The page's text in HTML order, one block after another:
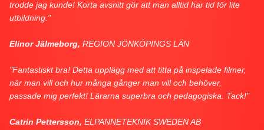
trodde jag kunde! Korta avsnitt gör att man alltid har tid för lite
utbildning."
Elinor Jälmeborg, REGION JÖNKÖPINGS LÄN
"Fantastiskt bra! Detta upplägg med att titta på inspelade filmer,
när man vill och hur många gånger man vill och behöver,
passade mig perfekt! Lärarna superbra och pedagogiska. Tack!"
Catrin Pettersson, ELPANNETEKNIK SWEDEN AB